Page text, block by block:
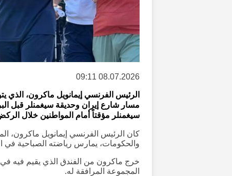
08.07.2026 09:11
الرئيس الفرنسي إيمانويل ماكرون، الذي
مسار شارع إيران وحديقة سيغمنلر قبل
سيغمنلر مؤقتاً أمام المواطنين خلال
كان الرئيس الفرنسي إيمانويل ماكرون،
والحكومات، يمارس رياضته الصباحية في
خرج ماكرون من الفندق الذي يقيم فيه
المجموعة المرافقة له.